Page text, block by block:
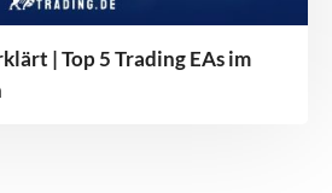
| Top 5 Trading EAs im